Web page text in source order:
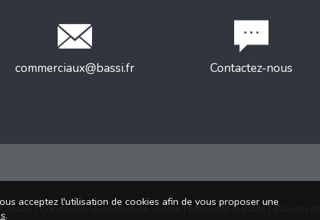
commerciaux@bassi.fr Contactez-nous
Creapli|Conditions générales de ventes |Mentions légales|Plan du site
acceptez l'utilisation de cookies afin de vous proposer une
.